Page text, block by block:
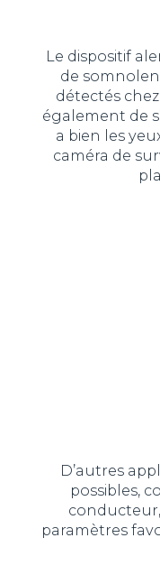
Le dispositif
de
détectés
également de
a bien les
caméra de
D’autres
possibles,
paramètres